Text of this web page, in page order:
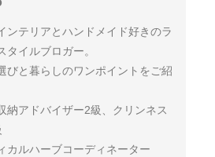
ンテリアとハンドメイド好きのラ
タイルブロガー。
びと暮らしのワンポイントをご紹
納アドバイザー2級、クリンネス
カルハーブコーディネーター